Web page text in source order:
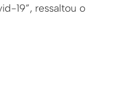
19”, ressaltou o